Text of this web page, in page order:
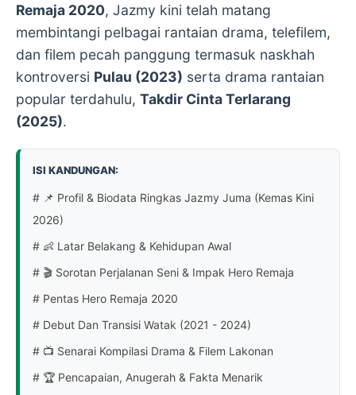
Remaja 2020, Jazmy kini telah matang
membintangi pelbagai rantaian drama, telefilem,
dan filem pecah panggung termasuk naskhah
kontroversi Pulau (2023) serta drama rantaian
popular terdahulu, Takdir Cinta Terlarang
(2025).
ISI KANDUNGAN:
# 📌 Profil & Biodata Ringkas Jazmy Juma (Kemas Kini
2026)
# 👶 Latar Belakang & Kehidupan Awal
# 🎬 Sorotan Perjalanan Seni & Impak Hero Remaja
# Pentas Hero Remaja 2020
# Debut Dan Transisi Watak (2021 - 2024)
# 📺 Senarai Kompilasi Drama & Filem Lakonan
# 🏆 Pencapaian, Anugerah & Fakta Menarik